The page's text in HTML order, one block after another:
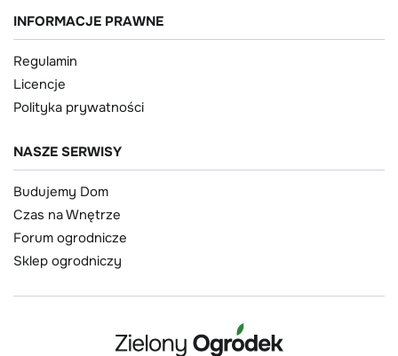
INFORMACJE PRAWNE
Regulamin
Licencje
Polityka prywatności
NASZE SERWISY
Budujemy Dom
Czas na Wnętrze
Forum ogrodnicze
Sklep ogrodniczy